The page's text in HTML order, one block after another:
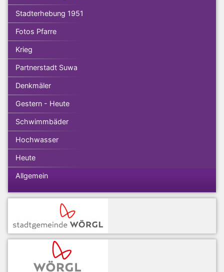
Stadterhebung 1951
Fotos Pfarre
Krieg
Partnerstadt Suwa
Denkmäler
Gestern - Heute
Schwimmbäder
Hochwasser
Heute
Allgemein